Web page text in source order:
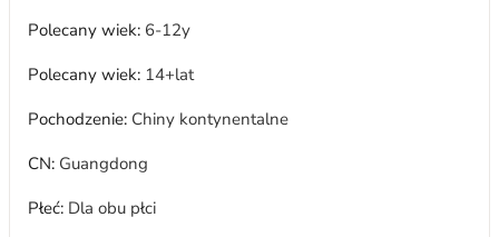
Polecany wiek: 6-12y
Polecany wiek: 14+lat
Pochodzenie: Chiny kontynentalne
CN: Guangdong
Płeć: Dla obu płci